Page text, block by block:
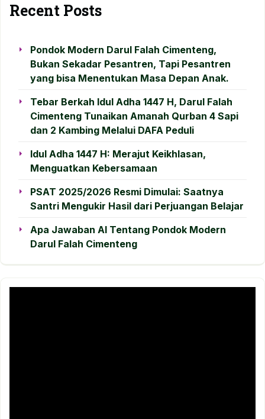
Recent Posts
Pondok Modern Darul Falah Cimenteng,
Bukan Sekadar Pesantren, Tapi Pesantren
yang bisa Menentukan Masa Depan Anak.
Tebar Berkah Idul Adha 1447 H, Darul Falah
Cimenteng Tunaikan Amanah Qurban 4 Sapi
dan 2 Kambing Melalui DAFA Peduli
Idul Adha 1447 H: Merajut Keikhlasan,
Menguatkan Kebersamaan
PSAT 2025/2026 Resmi Dimulai: Saatnya
Santri Mengukir Hasil dari Perjuangan Belajar
Apa Jawaban AI Tentang Pondok Modern
Darul Falah Cimenteng